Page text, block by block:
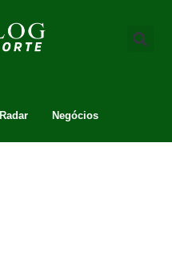
Radar Negócios